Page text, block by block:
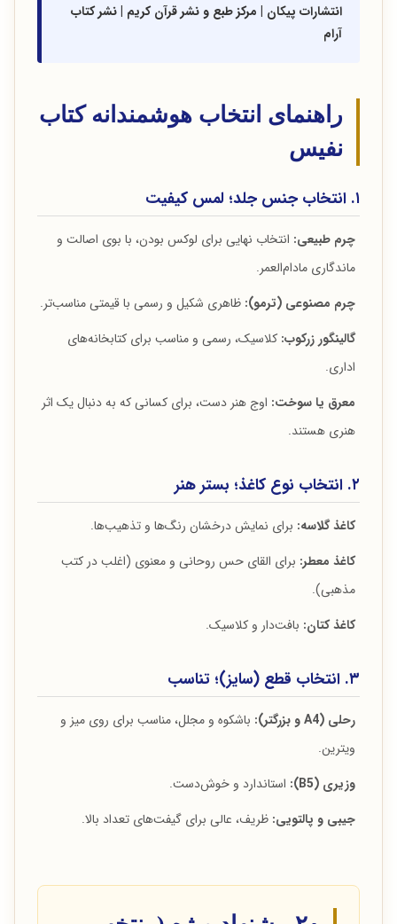
انتشارات پیکان | مرکز طبع و نشر قرآن کریم | نشر کتاب
آرام
راهنمای انتخاب هوشمندانه کتاب
نفیس
۱. انتخاب جنس جلد؛ لمس کیفیت
چرم طبیعی: انتخاب نهایی برای لوکس بودن، با بوی اصالت و
ماندگاری مادام‌العمر.
چرم مصنوعی (ترمو): ظاهری شکیل و رسمی با قیمتی مناسب‌تر.
گالینگور زرکوب: کلاسیک، رسمی و مناسب برای کتابخانه‌های
اداری.
معرق یا سوخت: اوج هنر دست، برای کسانی که به دنبال یک اثر
هنری هستند.
۲. انتخاب نوع کاغذ؛ بستر هنر
کاغذ گلاسه: برای نمایش درخشان رنگ‌ها و تذهیب‌ها.
کاغذ معطر: برای القای حس روحانی و معنوی (اغلب در کتب
مذهبی).
کاغذ کتان: بافت‌دار و کلاسیک.
۳. انتخاب قطع (سایز)؛ تناسب
رحلی (A4 و بزرگتر):
باشکوه و مجلل، مناسب برای روی میز و
ویترین.
وزیری (B5):
استاندارد و خوش‌دست.
جیبی و پالتویی: ظریف، عالی برای گیفت‌های تعداد بالا.